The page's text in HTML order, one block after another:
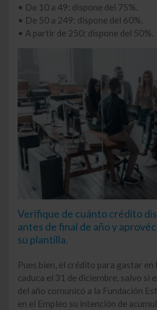
• De 10 a 49: dispone del 75%.
• De 50 a 249: dispone del 60%.
• A partir de 250: dispone del 50%.
Verifique de cuánto crédito
antes de final de año y
su plantilla.
Pues bien, el crédito para gastar
caduca el 31 de diciembre, salvo si
del año comunicó a la Fundación
en el Empleo su intención de